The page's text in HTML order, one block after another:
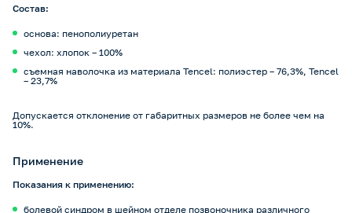
Cостав:
основа: пенополиуретан
чехол: хлопок – 100%
съемная наволочка из материала Tencel: полиэстер – 76,3%, Tencel
– 23,7%
Допускается отклонение от габаритных размеров не более чем на
10%.
Применение
Показания к применению:
болевой синдром в шейном отделе позвоночника различного